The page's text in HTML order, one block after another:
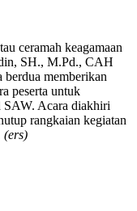
ceramah keagamaan
SH., M.Pd., CAH
memberikan
peserta untuk
SAW. Acara diakhiri
rangkaian kegiatan
(ers)